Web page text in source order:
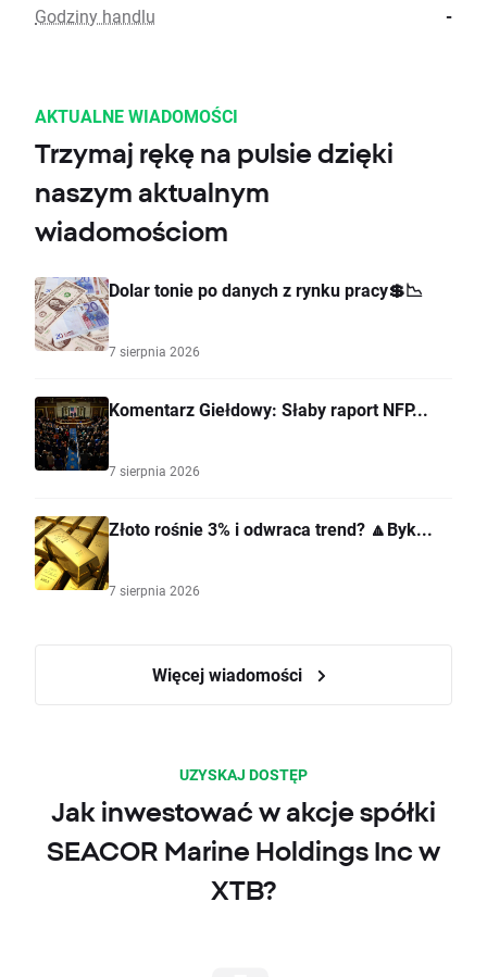
Godziny handlu -
AKTUALNE WIADOMOŚCI
Trzymaj rękę na pulsie dzięki
naszym aktualnym
wiadomościom
Dolar tonie po danych z rynku pracy💲📉
7 sierpnia 2026
Komentarz Giełdowy: Słaby raport NFP...
7 sierpnia 2026
Złoto rośnie 3% i odwraca trend? 🔼Byk...
7 sierpnia 2026
Więcej wiadomości
UZYSKAJ DOSTĘP
Jak inwestować w akcje spółki
SEACOR Marine Holdings Inc w
XTB?